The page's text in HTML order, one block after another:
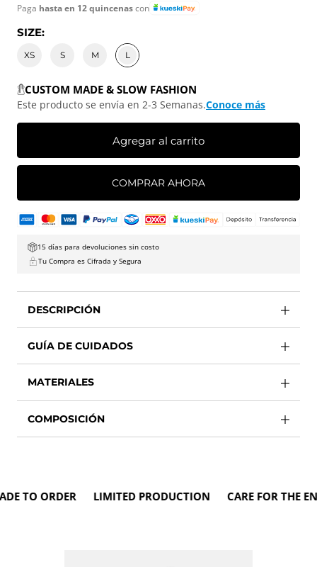
Paga hasta en 12 quincenascon
SIZE:
XS S M L
CUSTOM MADE & SLOW FASHION
Este producto se envía en 2-3 Semanas.Conoce más
Agregar al carrito
COMPRAR AHORA
15 días para devoluciones sin costo
Tu Compra es Cifrada y Segura
DESCRIPCIÓN
GUÍA DE CUIDADOS
MATERIALES
COMPOSICIÓN
ORDER LIMITED PRODUCTION CARE FOR THE